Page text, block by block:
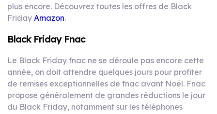
plus encore. Découvrez toutes les offres de Black
Friday Amazon.
Black Friday Fnac
Le Black Friday fnac ne se déroule pas encore cette
année, on doit attendre quelques jours pour profiter
de remises exceptionnelles de fnac avant Noël. Fnac
propose généralement de grandes réductions le jour
du Black Friday, notamment sur les téléphones